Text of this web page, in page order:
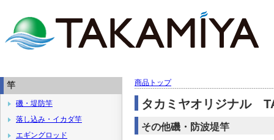
商品トップ
タカミヤオリジナル
その他磯・防波堤竿
竿
磯・堤防竿
落し込み・イカダ竿
エギングロッド